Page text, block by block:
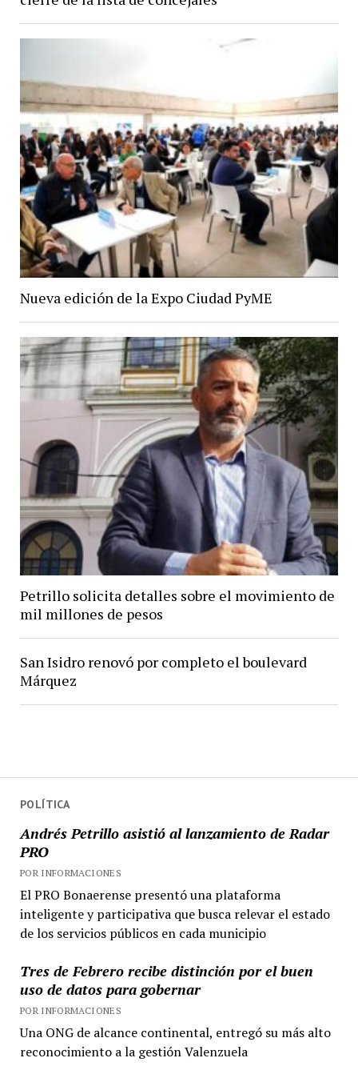
POLÍTICA
Andrés Petrillo asistió al lanzamiento de Radar
PRO
POR INFORMACIONES
El PRO Bonaerense presentó una plataforma
inteligente y participativa que busca relevar el estado
de los servicios públicos en cada municipio
Tres de Febrero recibe distinción por el buen
uso de datos para gobernar
POR INFORMACIONES
Una ONG de alcance continental, entregó su más alto
reconocimiento a la gestión Valenzuela
Nueva edición de la Expo Ciudad PyME
Petrillo solicita detalles sobre el movimiento de
mil millones de pesos
San Isidro renovó por completo el boulevard
Márquez